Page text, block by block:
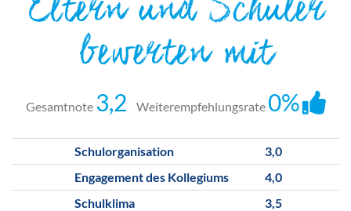
Eltern und Schüler
bewerten mit
Gesamtnote 3,2 Weiterempfehlungsrate 0%
Schulorganisation
3,0
Engagement des Kollegiums
4,0
Schulklima
3,5